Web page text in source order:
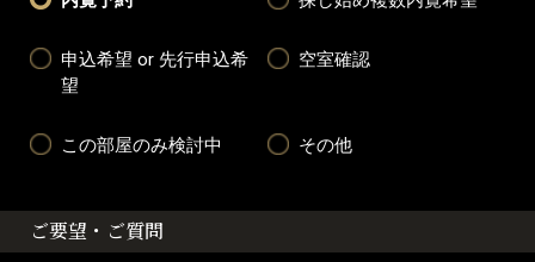
申込希望 or 先行申込希
望
空室確認
この部屋のみ検討中 その他
ご要望・ご質問